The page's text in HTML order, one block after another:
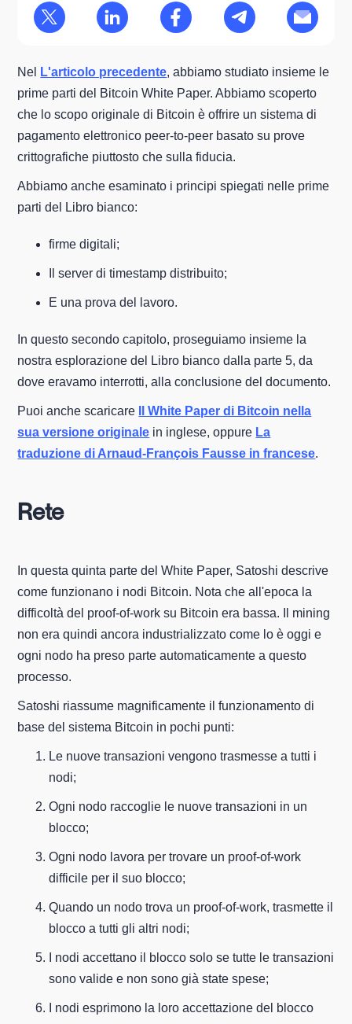
Nel L'articolo precedente, abbiamo studiato insieme le
prime parti del Bitcoin White Paper. Abbiamo scoperto
che lo scopo originale di Bitcoin è offrire un sistema di
pagamento elettronico peer-to-peer basato su prove
crittografiche piuttosto che sulla fiducia.
Abbiamo anche esaminato i principi spiegati nelle prime
parti del Libro bianco:
firme digitali;
Il server di timestamp distribuito;
E una prova del lavoro.
In questo secondo capitolo, proseguiamo insieme la
nostra esplorazione del Libro bianco dalla parte 5, da
dove eravamo interrotti, alla conclusione del documento.
Puoi anche scaricare
Il White Paper di Bitcoin nella
sua versione originale in inglese, oppure La
traduzione di Arnaud-François Fausse in francese.
Rete
In questa quinta parte del White Paper, Satoshi descrive
come funzionano i nodi Bitcoin. Nota che all'epoca la
difficoltà del proof-of-work su Bitcoin era bassa. Il mining
non era quindi ancora industrializzato come lo è oggi e
ogni nodo ha preso parte automaticamente a questo
processo.
Satoshi riassume magnificamente il funzionamento di
base del sistema Bitcoin in pochi punti:
Le nuove transazioni vengono trasmesse a tutti i
nodi;
Ogni nodo raccoglie le nuove transazioni in un
blocco;
Ogni nodo lavora per trovare un proof-of-work
difficile per il suo blocco;
Quando un nodo trova un proof-of-work, trasmette il
blocco a tutti gli altri nodi;
I nodi accettano il blocco solo se tutte le transazioni
sono valide e non sono già state spese;
I nodi esprimono la loro accettazione del blocco